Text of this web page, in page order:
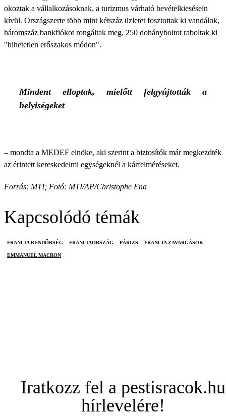
okoztak a vállalkozásoknak, a turizmus várható bevételkiesésein
kívül. Országszerte több mint kétszáz üzletet fosztottak ki vandálok,
háromszáz bankfiókot rongáltak meg, 250 dohányboltot raboltak ki
"hihetetlen erőszakos módon".
Mindent elloptak, mielőtt felgyújtották a
helyiségeket
– mondta a MEDEF elnöke, aki szerint a biztosítók már megkezdték
az érintett kereskedelmi egységeknél a kárfelméréseket.
Forrás: MTI; Fotó: MTI/AP/Christophe Ena
Kapcsolódó témák
FRANCIA RENDŐRSÉG FRANCIAORSZÁG PÁRIZS FRANCIA ZAVARGÁSOK
EMMANUEL MACRON
Iratkozz fel a pestisracok.hu
hírlevelére!